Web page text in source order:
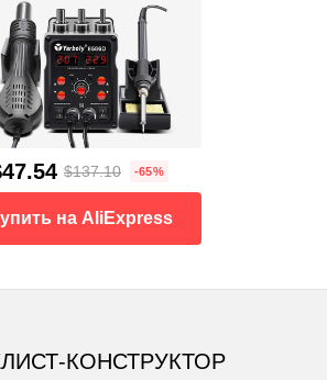
$137.10 -65%
на AliExpress
КОНСТРУКТОР